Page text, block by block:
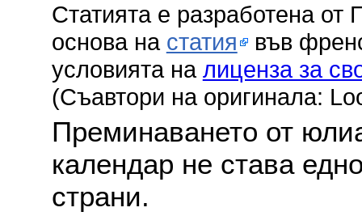
Статията е разработена
основа на статия във
условията на лиценза за
(Съавтори на оригинала:
Преминаването от
календар не става
страни.